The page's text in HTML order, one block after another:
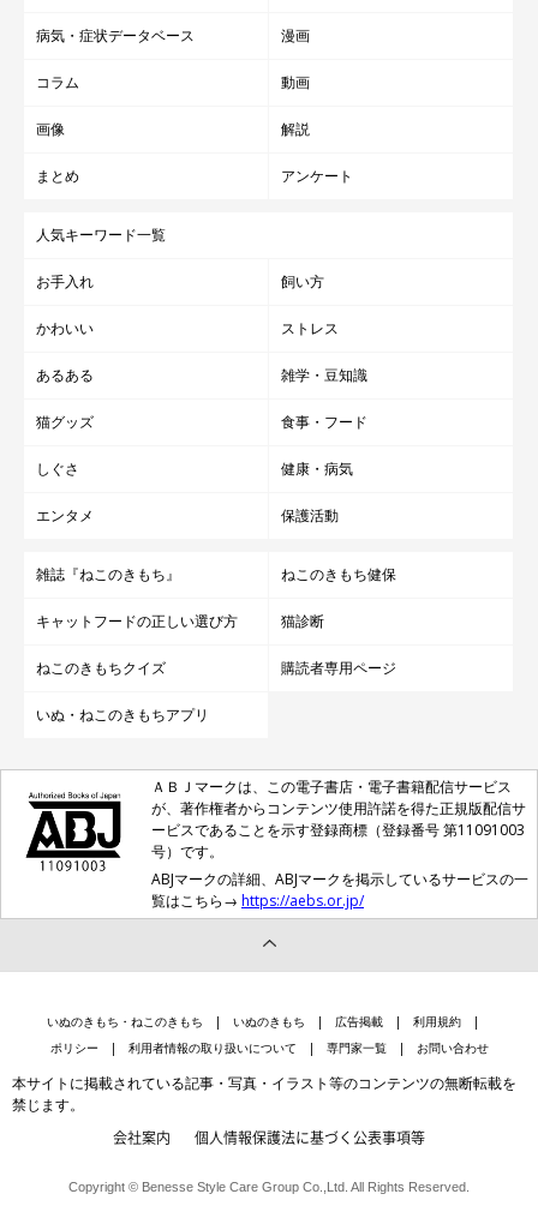
病気・症状データベース 漫画
コラム 動画
画像 解説
まとめ アンケート
人気キーワード一覧
お手入れ 飼い方
かわいい ストレス
あるある 雑学・豆知識
猫グッズ 食事・フード
しぐさ 健康・病気
エンタメ 保護活動
雑誌『ねこのきもち』 ねこのきもち健保
キャットフードの正しい選び方 猫診断
ねこのきもちクイズ 購読者専用ページ
いぬ・ねこのきもちアプリ
ＡＢＪマークは、この電子書店・電子書籍配信サービス
が、著作権者からコンテンツ使用許諾を得た正規版配信サ
ービスであることを示す登録商標（登録番号 第11091003
号）です。
ABJマークの詳細、ABJマークを掲示しているサービスの一
覧はこちら→ https://aebs.or.jp/
いぬのきもち・ねこのきもち いぬのきもち 広告掲載
利用規約
ポリシー
利用者情報の取り扱いについて 専門家一覧 お問い合わせ
本サイトに掲載されている記事・写真・イラスト等のコンテンツの無断転載を
禁じます。
会社案内 個人情報保護法に基づく公表事項等
Copyright © Benesse Style Care Group Co.,Ltd. All Rights Reserved.